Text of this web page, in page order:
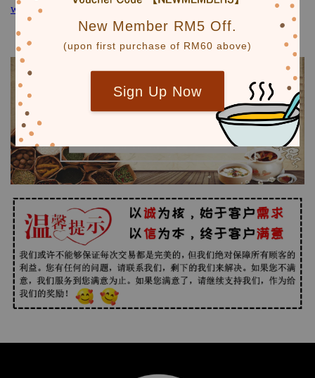
New Member RM5 Off.
(upon first purchase of RM60 above)
Sign Up Now
www.ekaherbs2u.com